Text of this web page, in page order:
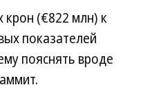
(€822 млн) к
показателей
пояснять вроде